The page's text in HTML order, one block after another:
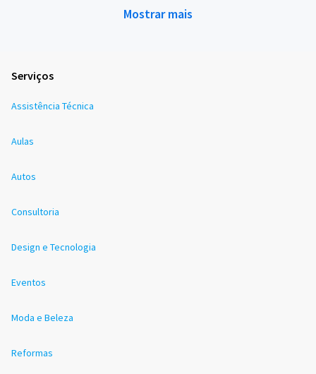
Mostrar mais
Serviços
Assistência Técnica
Aulas
Autos
Consultoria
Design e Tecnologia
Eventos
Moda e Beleza
Reformas